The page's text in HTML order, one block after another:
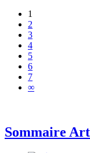
1
2
3
4
5
6
7
∞
Sommaire